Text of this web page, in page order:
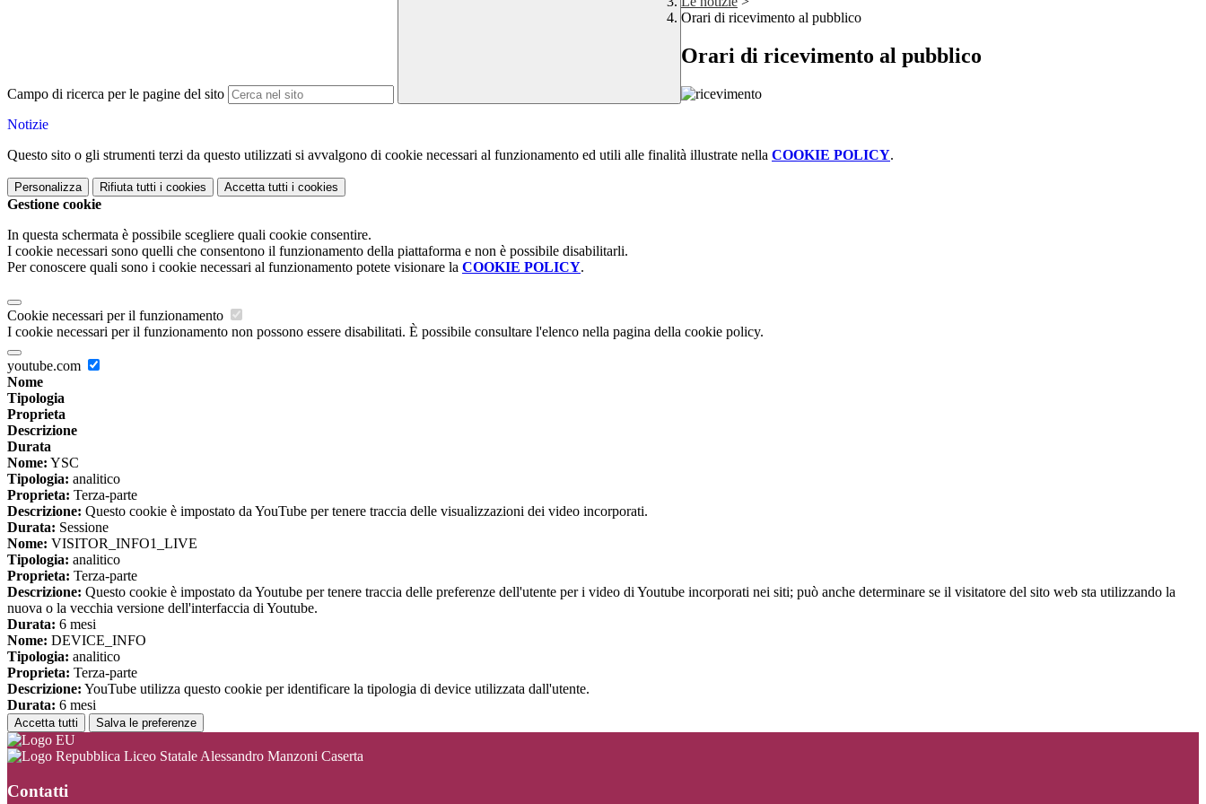
Campo di ricerca per le pagine del sito
Orari di ricevimento al pubblico
Orari di ricevimento al pubblico
Notizie
Questo sito o gli strumenti terzi da questo utilizzati si avvalgono di cookie necessari al funzionamento ed utili alle finalità illustrate nella COOKIE POLICY.
Personalizza Rifiuta tutti i cookies Accetta tutti i cookies
Gestione cookie
In questa schermata è possibile scegliere quali cookie consentire.
I cookie necessari sono quelli che consentono il funzionamento della piattaforma e non è possibile disabilitarli.
Per conoscere quali sono i cookie necessari al funzionamento potete visionare la COOKIE POLICY.
Cookie necessari per il funzionamento
I cookie necessari per il funzionamento non possono essere disabilitati. È possibile consultare l'elenco nella pagina della cookie policy.
youtube.com
Nome
Tipologia
Proprieta
Descrizione
Durata
Nome: YSC
Tipologia: analitico
Proprieta: Terza-parte
Descrizione: Questo cookie è impostato da YouTube per tenere traccia delle visualizzazioni dei video incorporati.
Durata: Sessione
Nome: VISITOR_INFO1_LIVE
Tipologia: analitico
Proprieta: Terza-parte
Descrizione: Questo cookie è impostato da Youtube per tenere traccia delle preferenze dell'utente per i video di Youtube incorporati nei siti; può anche determinare se il visitatore del sito web sta utilizzando la
nuova o la vecchia versione dell'interfaccia di Youtube.
Durata: 6 mesi
Nome: DEVICE_INFO
Tipologia: analitico
Proprieta: Terza-parte
Descrizione: YouTube utilizza questo cookie per identificare la tipologia di device utilizzata dall'utente.
Durata: 6 mesi
Accetta tutti Salva le preferenze
Liceo Statale Alessandro Manzoni Caserta
Contatti